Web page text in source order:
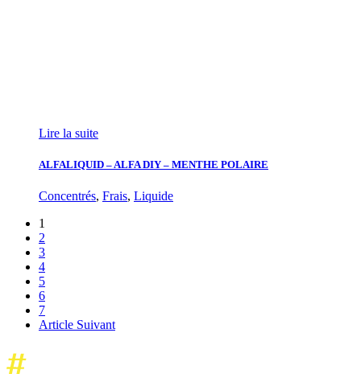
Lire la suite
ALFALIQUID – ALFA DIY – MENTHE POLAIRE
Concentrés, Frais, Liquide
1
2
3
4
5
6
7
Article Suivant